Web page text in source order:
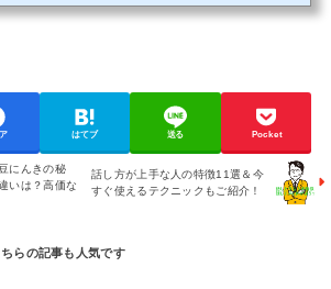
ｓｈｓ7133さん50代 男性購入者レビュー投稿30件お気に入りレビュア
はてブ 送る Pocket
にんきの秘
いは？高価な
話し方が上手な人の特徴11選＆今
すぐ使えるテクニックもご紹介！